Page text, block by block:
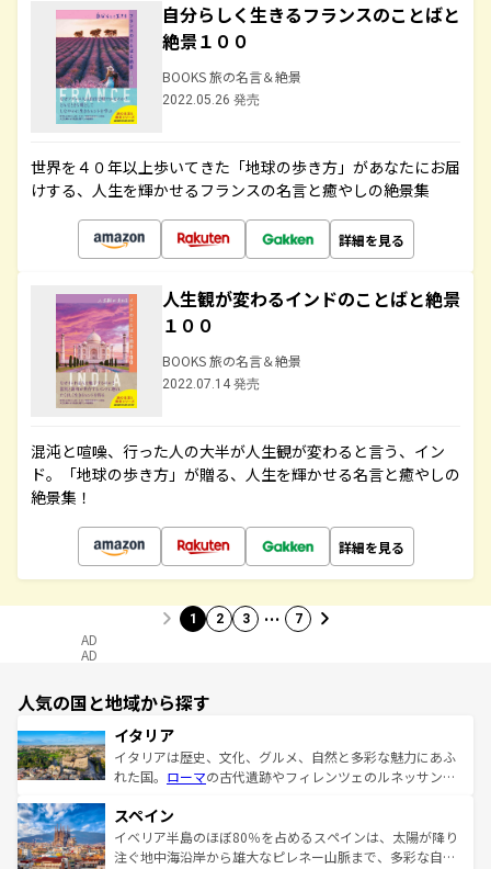
自分らしく生きるフランスのことばと
絶景１００
BOOKS 旅の名言＆絶景
2022.05.26 発売
世界を４０年以上歩いてきた「地球の歩き方」があなたにお届
けする、人生を輝かせるフランスの名言と癒やしの絶景集
詳細を見る
人生観が変わるインドのことばと絶景
１００
BOOKS 旅の名言＆絶景
2022.07.14 発売
混沌と喧噪、行った人の大半が人生観が変わると言う、イン
ド。「地球の歩き方」が贈る、人生を輝かせる名言と癒やしの
絶景集！
詳細を見る
1 2 3 … 7
AD
AD
人気の国と地域から探す
イタリア
イタリアは歴史、文化、グルメ、自然と多彩な魅力にあふ
れた国。 ローマの古代遺跡やフィレンツェのルネッサンス
ろん、トスカーナの美しい田園風景やアマルフィ海岸の絶
景など、自然景観も見逃せない。観光の合間には、本場の
ピザやパスタなど、絶品のイタリア料理を堪能することも
スペイン
イベリア半島のほぼ80％を占めるスペインは、太陽が降り
注ぐ地中海沿岸から雄大なピレネー山脈まで、多彩な自然